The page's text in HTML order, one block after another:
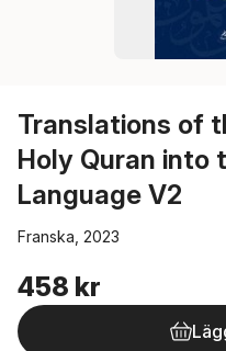
Translations of
Holy Quran into
Language V2
Franska, 2023
458 kr